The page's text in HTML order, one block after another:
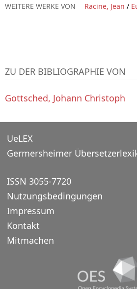
WEITERE WERKE VON
Racine, Jean /
ZU DER BIBLIOGRAPHIE VON
Gottsched, Johann Christoph
UeLEX
Germersheimer
ISSN 3055-7720
Nutzungsbedingungen
Impressum
Kontakt
Mitmachen